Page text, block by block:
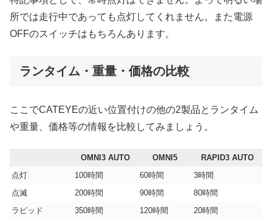
所では走行中であっても点灯してくれません。また電源
OFFのスイッチはもちろんあります。
ランタイム・重量・価格の比較
ここでCATEYEの近い位置付けの他の2製品とランタイム
や重量、価格等の情報を比較してみましょう。
OMNI3 AUTO OMNI5
RAPID3 AUTO
点灯
100時間 60時間
3時間
点滅
200時間 90時間
80時間
ラピッド
350時間 120時間
20時間